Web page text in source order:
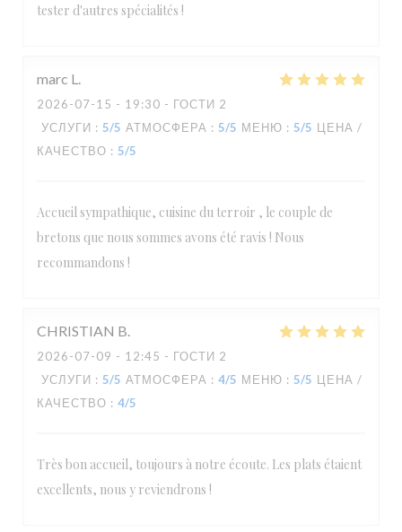
tester d'autres spécialités !
marc L
2026-07-15 - 19:30 - ГОСТИ 2
УСЛУГИ : 5/5 АТМОСФЕРА : 5/5 МЕНЮ : 5/5 ЦЕНА /
КАЧЕСТВО : 5/5
Accueil sympathique, cuisine du terroir , le couple de
bretons que nous sommes avons été ravis ! Nous
recommandons !
CHRISTIAN B
2026-07-09 - 12:45 - ГОСТИ 2
УСЛУГИ : 5/5 АТМОСФЕРА : 4/5 МЕНЮ : 5/5 ЦЕНА /
КАЧЕСТВО : 4/5
Très bon accueil, toujours à notre écoute. Les plats étaient
excellents, nous y reviendrons !